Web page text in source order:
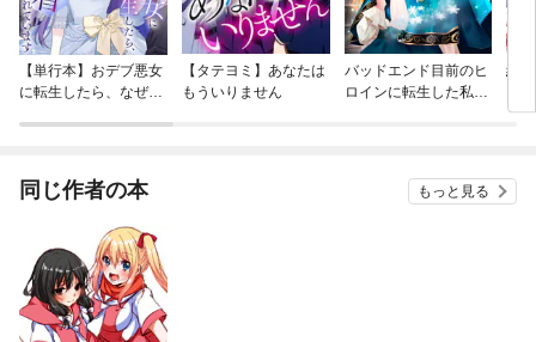
【単行本】おデブ悪女
に転生したら、なぜか
【タテヨミ】あなたは
もういりません
バッドエンド目前のヒ
ロインに転生した私、
結
同じ作者の本 もっと見る